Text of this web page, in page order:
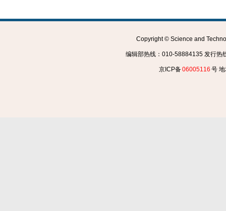
Copyright © Science and
编辑部热线：010-58884135 发行
京ICP备06005116 号